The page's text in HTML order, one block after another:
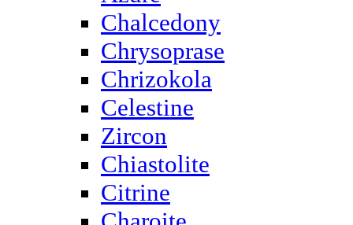
Chalcedony
Chrysoprase
Chrizokola
Celestine
Zircon
Chiastolite
Citrine